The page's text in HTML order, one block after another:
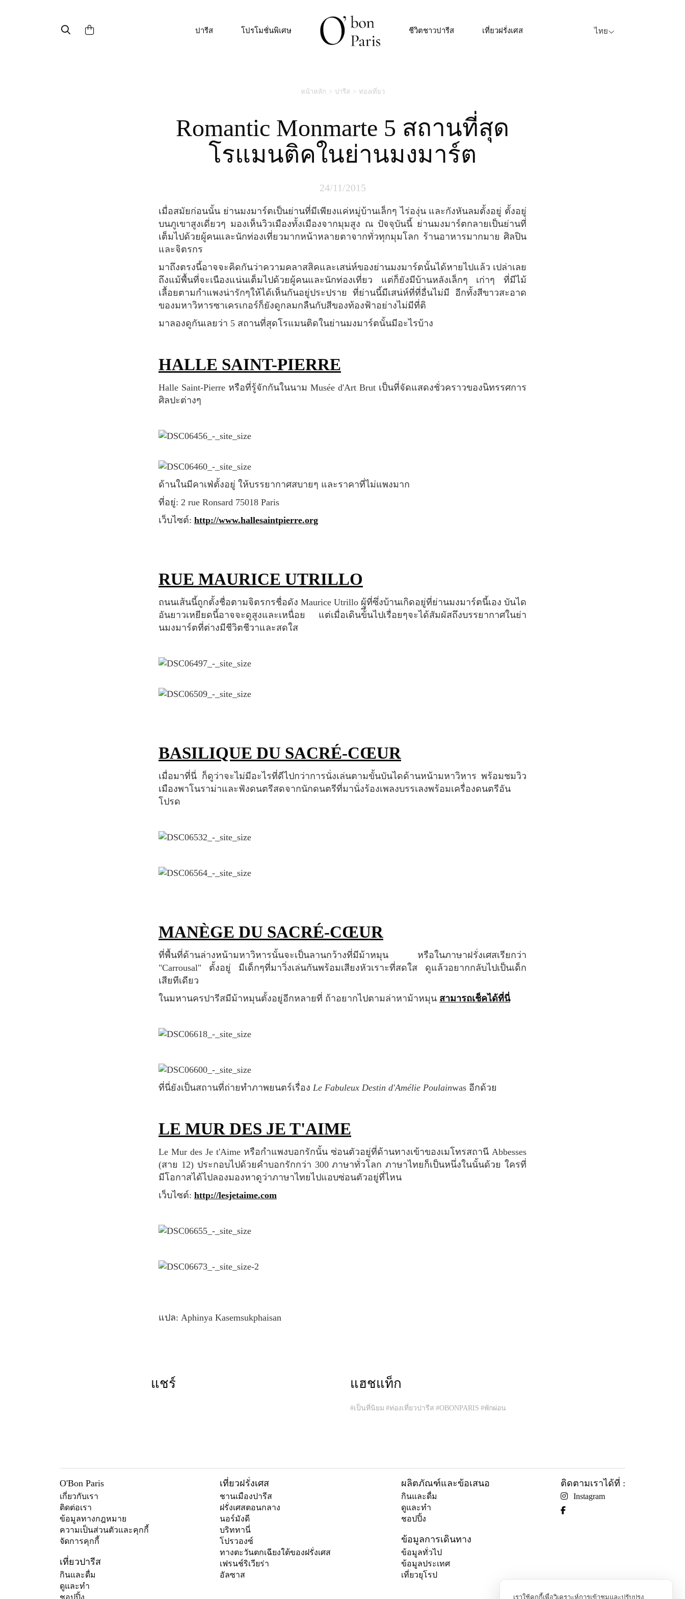
เราใช้คุกกี้เพื่อวิเคราะห์การเข้าชมและปรับปรุง
ปารีส โปรโมชั่นพิเศษ ชีวิตชาวปารีส เที่ยวฝรั่งเศส ไทย
หน้าหลัก ปารีส ท่องเที่ยว
Romantic Monmarte 5 สถานที่สุด
โรแมนติคในย่านมงมาร์ต
24/11/2015
เมื่อสมัยก่อนนั้น ย่านมงมาร์ตเป็นย่านที่มีเพียงแค่หมู่บ้านเล็กๆ ไร่องุ่น และกังหันลมตั้งอยู่ ตั้งอยู่
บนภูเขาสูงเดี่ยวๆ มองเห็นวิวเมืองทั้งเมืองจากมุมสูง ณ ปัจจุบันนี้ ย่านมงมาร์ตกลายเป็นย่านที่
เต็มไปด้วยผู้คนและนักท่องเที่ยวมากหน้าหลายตาจากทั่วทุกมุมโลก ร้านอาหารมากมาย ศิลปิน
และจิตรกร
มาถึงตรงนี้อาจจะคิดกันว่าความคลาสสิคและเสน่ห์ของย่านมงมาร์ตนั้นได้หายไปแล้ว เปล่าเลย
ถึงแม้พื้นที่จะเนืองแน่นเต็มไปด้วยผู้คนและนักท่องเที่ยว แต่ก็ยังมีบ้านหลังเล็กๆ เก่าๆ ที่มีไม้
เลื้อยตามกำแพงน่ารักๆให้ได้เห็นกันอยู่ประปราย ที่ย่านนี้มีเสน่ห์ที่ที่อื่นไม่มี อีกทั้งสีขาวสะอาด
ของมหาวิหารซาเครเกอร์ก็ยังดูกลมกลืนกับสีของท้องฟ้าอย่างไม่มีที่ติ
มาลองดูกันเลยว่า 5 สถานที่สุดโรแมนติดในย่านมงมาร์ตนั้นมีอะไรบ้าง
HALLE SAINT-PIERRE
Halle Saint-Pierre หรือที่รู้จักกันในนาม Musée d'Art Brut เป็นที่จัดแสดงชั่วคราวของนิทรรศการ
ศิลปะต่างๆ
ด้านในมีคาเฟ่ตั้งอยู่ ให้บรรยากาศสบายๆ และราคาที่ไม่แพงมาก
ที่อยู่: 2 rue Ronsard 75018 Paris
เว็บไซต์: http://www.hallesaintpierre.org
RUE MAURICE UTRILLO
ถนนเส้นนี้ถูกตั้งชื่อตามจิตรกรชื่อดัง Maurice Utrillo ผู้ที่ซึ่งบ้านเกิดอยู่ที่ย่านมงมาร์ตนี้เอง บันได
อันยาวเหยียดนี้อาจจะดูสูงและเหนื่อย แต่เมื่อเดินข้ึนไปเรื่อยๆจะได้สัมผัสถึงบรรยากาศในย่า
นมงมาร์ตที่ต่างมีชีวิตชีวาและสดใส
BASILIQUE DU SACRÉ-CŒUR
เมื่อมาที่นี่ ก็ดูว่าจะไม่มีอะไรที่ดีไปกว่าการนั่งเล่นตามขั้นบันไดด้านหน้ามหาวิหาร พร้อมชมวิว
เมืองพาโนราม่าและฟังดนตรีสดจากนักดนตรีที่มานั่งร้องเพลงบรรเลงพร้อมเครื่องดนตรีอัน
โปรด
MANÈGE DU SACRÉ-CŒUR
ที่พื้นที่ด้านล่างหน้ามหาวิหารนั้นจะเป็นลานกว้างที่มีม้าหมุน หรือในภาษาฝรั่งเศสเรียกว่า
"Carrousal" ตั้งอยู่ มีเด็กๆที่มาวิ่งเล่นกันพร้อมเสียงหัวเราะที่สดใส ดูแล้วอยากกลับไปเป็นเด็ก
เสียทีเดียว
ในมหานครปารีสมีม้าหมุนตั้งอยู่อีกหลายที่ ถ้าอยากไปตามล่าหาม้าหมุน สามารถเช็คได้ที่นี่
ที่นี่ยังเป็นสถานที่ถ่ายทำภาพยนตร์เรื่อง Le Fabuleux Destin d'Amélie Poulainwas อีกด้วย
LE MUR DES JE T'AIME
Le Mur des Je t'Aime หรือกำแพงบอกรักนั้น ซ่อนตัวอยู่ที่ด้านทางเข้าของเมโทรสถานี Abbesses
(สาย 12) ประกอบไปด้วยคำบอกรักกว่า 300 ภาษาทั่วโลก ภาษาไทยก็เป็นหนึ่งในนั้นด้วย ใครที่
มีโอกาสได้ไปลองมองหาดูว่าภาษาไทยไปแอบซ่อนตัวอยู่ที่ไหน
เว็บไซต์: http://lesjetaime.com
แปล: Aphinya Kasemsukphaisan
แชร์ แฮชแท็ก
#เป็นที่นิยม #ท่องเที่ยวปารีส #OBONPARIS #พักผ่อน
O'Bon Paris
เกี่ยวกับเรา
ติดต่อเรา
ข้อมูลทางกฎหมาย
ความเป็นส่วนตัวและคุกกี้
จัดการคุกกี้
เที่ยวปารีส
กินและดื่ม
ดูและทำ
ชอปปิ้ง
เที่ยวฝรั่งเศส
ชานเมืองปารีส
ฝรั่งเศสตอนกลาง
นอร์มังดี
บริททานี่
โปรวองซ์
ทางตะวันตกเฉียงใต้ของฝรั่งเศส
เฟรนช์ริเวียร่า
อัลซาส
ผลิตภัณฑ์และข้อเสนอ
กินและดื่ม
ดูและทำ
ชอปปิ้ง
ข้อมูลการเดินทาง
ข้อมูลทั่วไป
ข้อมูลประเทศ
เที่ยวยุโรป
ติดตามเราได้ที่ :
Instagram